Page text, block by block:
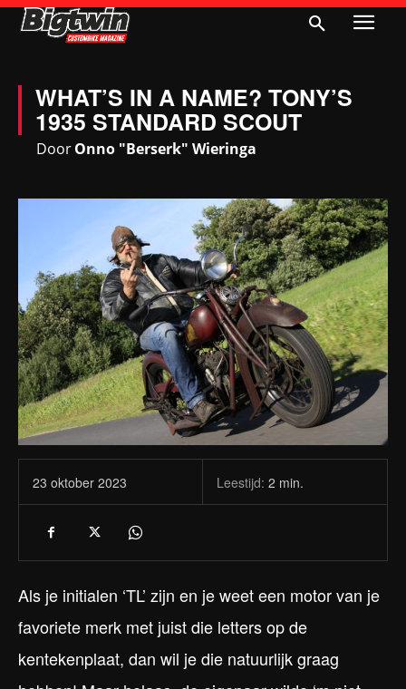
WHAT’S IN A NAME? TONY’S
1935 STANDARD SCOUT
DoorOnno "Berserk" Wieringa
23 oktober 2023 Leestijd: 2 min.
Als je initialen ‘TL’ zijn en je weet een motor van je
favoriete merk met juist die letters op de
kentekenplaat, dan wil je die natuurlijk graag